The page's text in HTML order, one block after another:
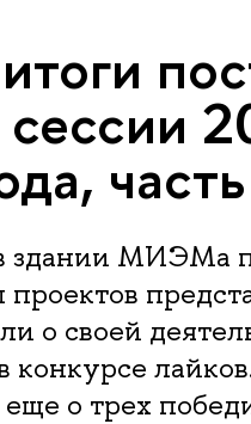
здании МИЭМа
проектов
о своей
о трех